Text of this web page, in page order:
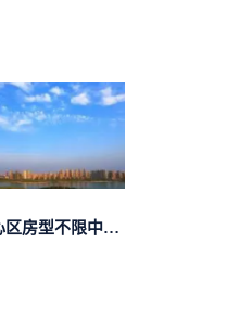
求购市中心区房型不限中档装修